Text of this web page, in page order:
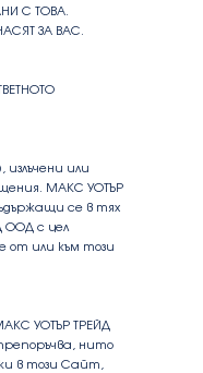
С ТОВА.
ЗА ВАС.
или
МАКС УОТЪР
се в тях
ООД с цел
от или към този
УОТЪР ТРЕЙД
нито
в този Сайт,